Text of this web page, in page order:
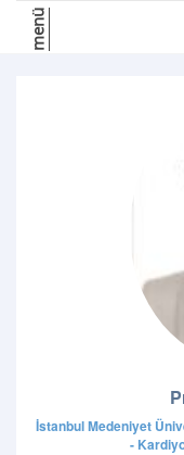
menü
İstanbul Medeniyet
-